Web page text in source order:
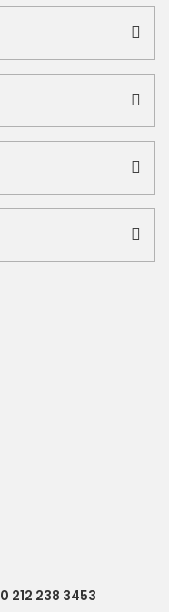
0 212 238 3453